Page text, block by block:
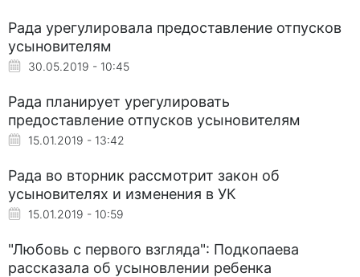
Рада урегулировала предоставление отпусков
усыновителям
30.05.2019 - 10:45
Рада планирует урегулировать
предоставление отпусков усыновителям
15.01.2019 - 13:42
Рада во вторник рассмотрит закон об
усыновителях и изменения в УК
15.01.2019 - 10:59
"Любовь с первого взгляда": Подкопаева
рассказала об усыновлении ребенка